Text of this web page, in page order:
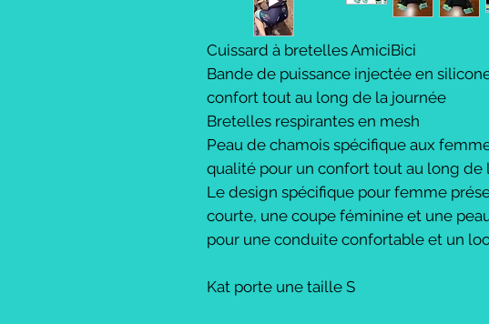
Cuissard à bretelles AmiciBici
Bande de puissance injectée en
confort tout au long de la journée
Bretelles respirantes en mesh
Peau de chamois spécifique aux
qualité pour un confort tout au long de
Le design spécifique pour femme
courte, une coupe féminine et une
pour une conduite confortable et un
Kat porte une taille S